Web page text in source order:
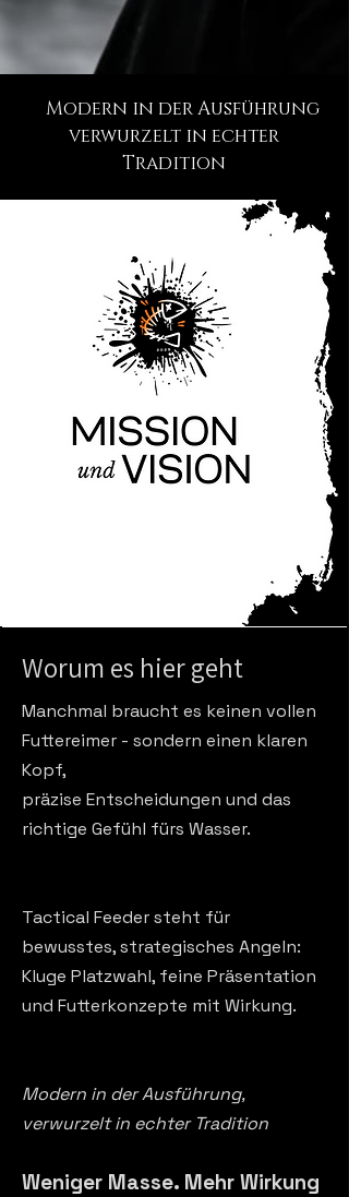
Modern in der Ausführung
verwurzelt in echter
Tradition
Worum es hier geht
Manchmal braucht es keinen vollen
Futtereimer - sondern einen klaren
Kopf,​
präzise Entscheidungen und das
richtige Gefühl fürs Wasser.
​Tactical Feeder steht für
bewusstes, strategisches Angeln:
Kluge Platzwahl, feine Präsentation
und Futterkonzepte mit Wirkung.
Modern in der Ausführung,
verwurzelt in echter Tradition
Weniger Masse. Mehr Wirkung